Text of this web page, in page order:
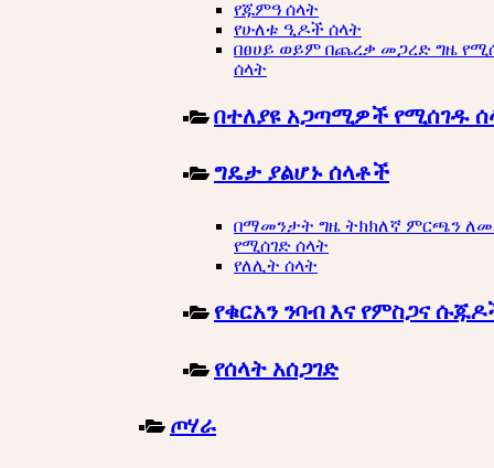
የጁምዓ ሰላት
የሁለቱ ዒዶች ሰላት
በፀሀይ ወይም በጨረቃ መጋረድ ግዜ
ሰላት
በተለያዩ አጋጣሚዎች የሚሰገዱ
ግዴታ ያልሆኑ ሰላቶች
በማመንታት ግዜ ትክክለኛ ምርጫን
የሚሰገድ ሰላት
የለሊት ሰላት
የቁርአን ንባብ እና የምስጋና
የሰላት አሰጋገድ
ጦሃራ